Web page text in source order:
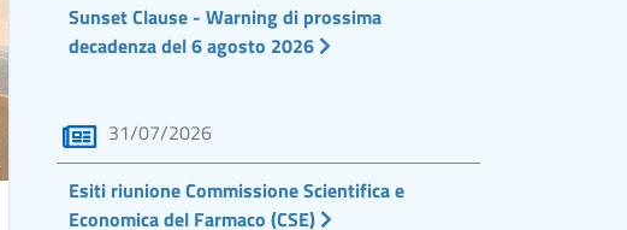
Sunset Clause - Warning di prossima
decadenza del 6 agosto 2026
31/07/2026
Esiti riunione Commissione Scientifica e
Economica del Farmaco (CSE)